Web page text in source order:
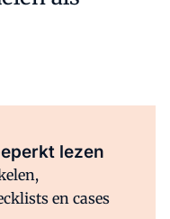
lezen
en cases